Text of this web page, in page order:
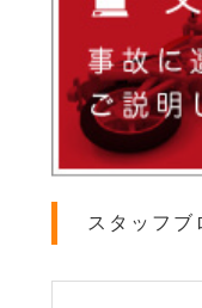
スタッフブ